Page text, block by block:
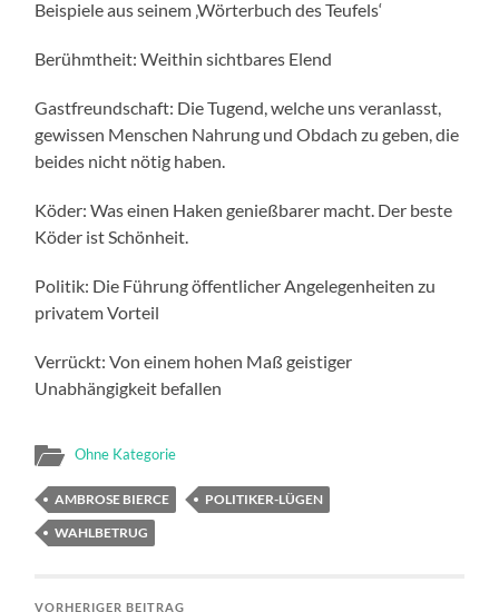
Beispiele aus seinem ‚Wörterbuch des Teufels‘
Berühmtheit: Weithin sichtbares Elend
Gastfreundschaft: Die Tugend, welche uns veranlasst,
gewissen Menschen Nahrung und Obdach zu geben, die
beides nicht nötig haben.
Köder: Was einen Haken genießbarer macht. Der beste
Köder ist Schönheit.
Politik: Die Führung öffentlicher Angelegenheiten zu
privatem Vorteil
Verrückt: Von einem hohen Maß geistiger
Unabhängigkeit befallen
Ohne Kategorie
AMBROSE BIERCE
POLITIKER-LÜGEN
WAHLBETRUG
VORHERIGER BEITRAG